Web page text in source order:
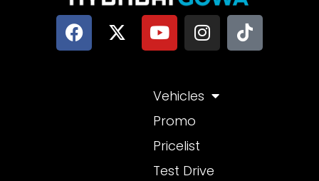
Vehicles
Promo
Pricelist
Test Drive